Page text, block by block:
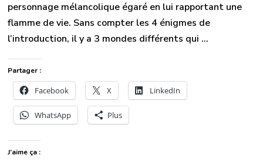
personnage mélancolique égaré en lui rapportant une
flamme de vie. Sans compter les 4 énigmes de
l’introduction, il y a 3 mondes différents qui …
Partager :
Facebook X LinkedIn
WhatsApp Plus
J’aime ça :